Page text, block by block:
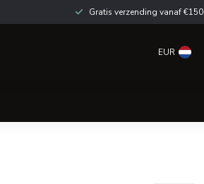
Gratis verzending vanaf €150
EUR